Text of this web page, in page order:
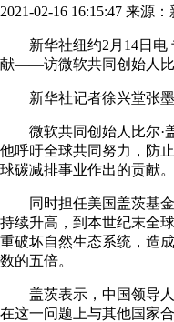
2021-02-16 16:15:47 来源：
新华社纽约2月14日
献——访微软共同创始人比
新华社记者徐兴堂张
微软共同创始人比尔·
他呼吁全球共同努力，防
球碳减排事业作出的贡献。
同时担任美国盖茨基
持续升高，到本世纪末全
重破坏自然生态系统，造
数的五倍。
盖茨表示，中国领导
在这一问题上与其他国家